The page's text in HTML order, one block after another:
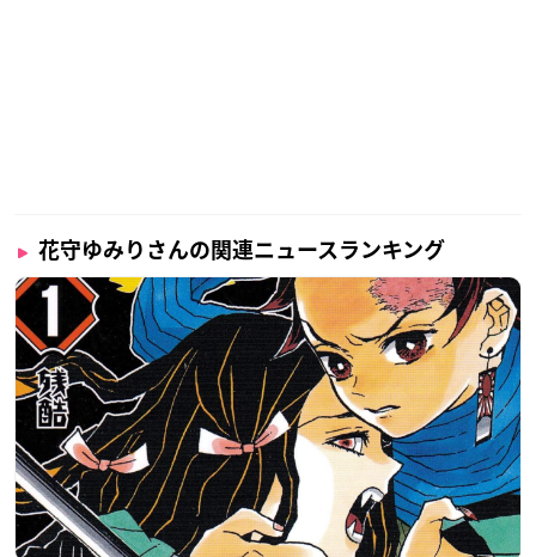
アーティストは佐藤ミキさん！ デビューシングルであるTV
アニメ『魔法科高校の劣等生 来訪者編』のEDテーマ「名も
ない花」で大注目！#裏世界ピクニック pic.twitter.com/mY
VQiawPTA
— TVアニメ「裏世界ピクニック 」公式 (@OthersidePicnic)
December 5, 2020
花守ゆみりさんの関連ニュースランキング